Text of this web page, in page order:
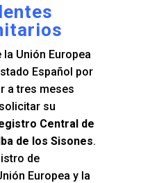
Unión Europea
Español por
a tres meses
su
Central de
de los Sisones.
de
Europea y la